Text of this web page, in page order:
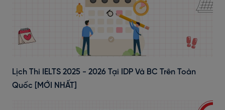
Lịch Thi IELTS 2025 - 2026 Tại IDP Và BC Trên Toàn
Quốc [MỚI NHẤT]